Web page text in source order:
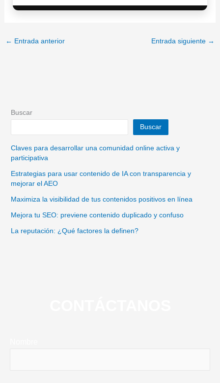
← Entrada anterior Entrada siguiente →
Buscar
Buscar
Claves para desarrollar una comunidad online activa y
participativa
Estrategias para usar contenido de IA con transparencia y
mejorar el AEO
Maximiza la visibilidad de tus contenidos positivos en línea
Mejora tu SEO: previene contenido duplicado y confuso
La reputación: ¿Qué factores la definen?